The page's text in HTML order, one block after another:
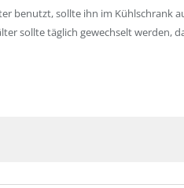
benutzt, sollte ihn im Kühlschrank
sollte täglich gewechselt werden,